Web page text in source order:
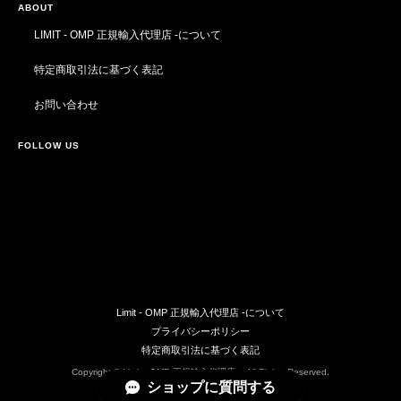
ABOUT
LIMIT - OMP 正規輸入代理店 -について
特定商取引法に基づく表記
お問い合わせ
FOLLOW US
Limit - OMP 正規輸入代理店 -について
プライバシーポリシー
特定商取引法に基づく表記
Copyright © Limit - OMP 正規輸入代理店 -. All Rights Reserved.
ショップに質問する